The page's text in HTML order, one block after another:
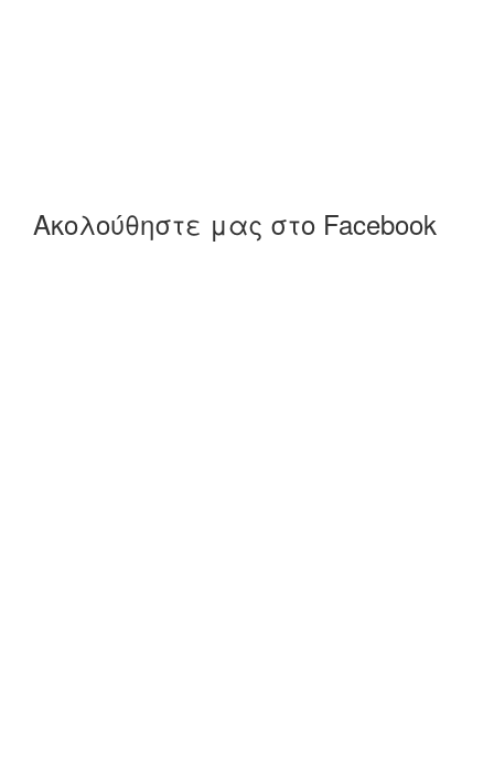
Ακολούθηστε μας στο Facebook